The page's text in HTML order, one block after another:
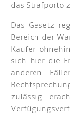
das Strafporto
Das Gesetz
Bereich der
Käufer
sich hier die
anderen
zulässig